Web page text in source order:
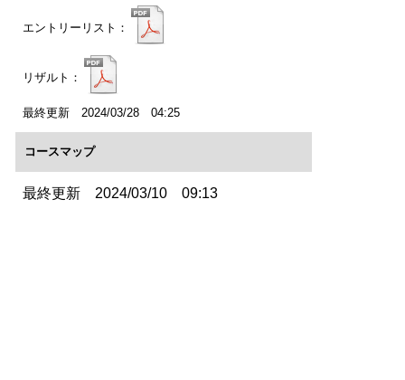
エントリーリスト：
リザルト：
最終更新 2024/03/28 04:25
コースマップ
最終更新 2024/03/10 09:13